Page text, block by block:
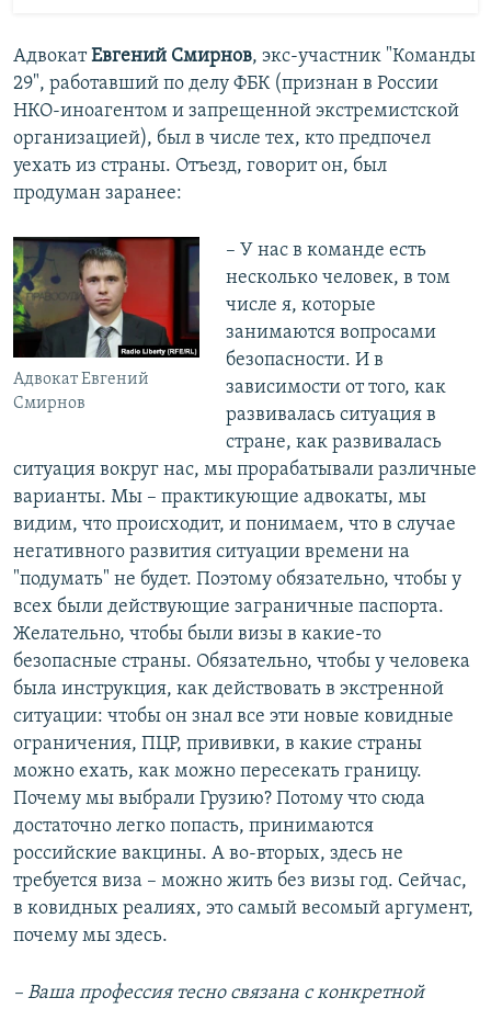
АдвокатЕвгений Смирнов, экс-участник "Команды
29", работавший по делу ФБК (признан в России
НКО-иноагентом и запрещенной экстремистской
организацией), был в числе тех, кто предпочел
уехать из страны. Отъезд, говорит он, был
продуман заранее:
Адвокат Евгений
Смирнов
– У нас в команде есть
несколько человек, в том
числе я, которые
занимаются вопросами
безопасности. И в
зависимости от того, как
развивалась ситуация в
стране, как развивалась
ситуация вокруг нас, мы прорабатывали различные
варианты. Мы – практикующие адвокаты, мы
видим, что происходит, и понимаем, что в случае
негативного развития ситуации времени на
"подумать" не будет. Поэтому обязательно, чтобы у
всех были действующие заграничные паспорта.
Желательно, чтобы были визы в какие-то
безопасные страны. Обязательно, чтобы у человека
была инструкция, как действовать в экстренной
ситуации: чтобы он знал все эти новые ковидные
ограничения, ПЦР, прививки, в какие страны
можно ехать, как можно пересекать границу.
Почему мы выбрали Грузию? Потому что сюда
достаточно легко попасть, принимаются
российские вакцины. А во-вторых, здесь не
требуется виза – можно жить без визы год. Сейчас,
в ковидных реалиях, это самый весомый аргумент,
почему мы здесь.
– Ваша профессия тесно связана с конкретной